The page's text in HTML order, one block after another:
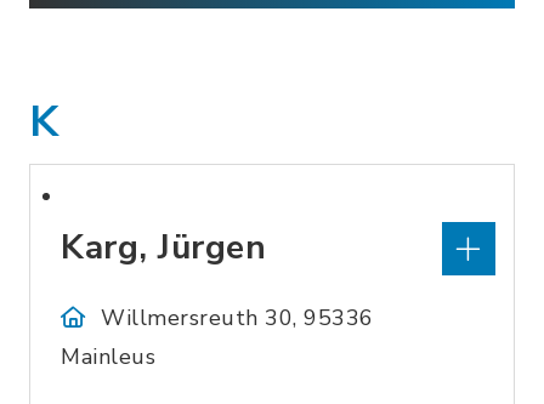
K
Karg, Jürgen
Willmersreuth 30, 95336
Mainleus